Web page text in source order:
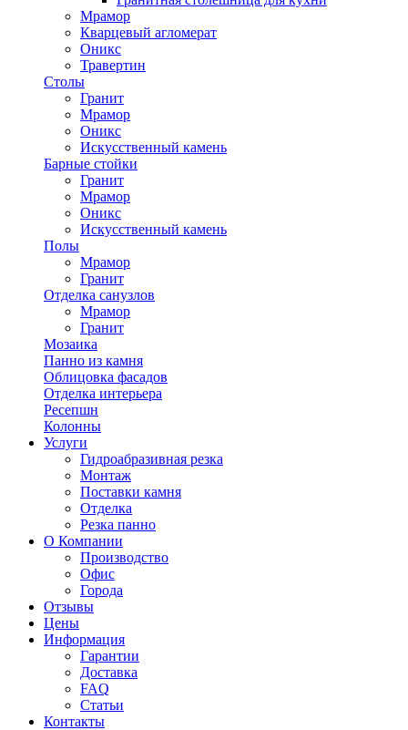
Мрамор
Кварцевый агломерат
Оникс
Травертин
Столы
Гранит
Мрамор
Оникс
Искусственный камень
Барные стойки
Гранит
Мрамор
Оникс
Искусственный камень
Полы
Мрамор
Гранит
Отделка санузлов
Мрамор
Гранит
Мозаика
Панно из камня
Облицовка фасадов
Отделка интерьера
Ресепшн
Колонны
Услуги
Гидроабразивная резка
Монтаж
Поставки камня
Отделка
Резка панно
О Компании
Производство
Офис
Города
Отзывы
Цены
Информация
Гарантии
Доставка
FAQ
Статьи
Контакты